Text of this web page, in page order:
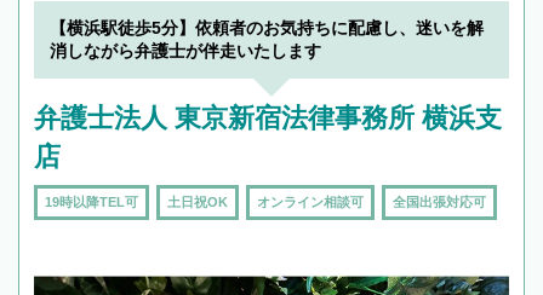
【横浜駅徒歩5分】依頼者のお気持ちに配慮し、迷いを解
消しながら弁護士が伴走いたします
弁護士法人 東京新宿法律事務所 横浜支
店
19時以降TEL可 土日祝OK オンライン相談可 全国出張対応可